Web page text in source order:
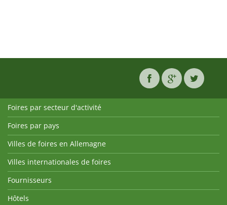
Foires par secteur d'activité
Foires par pays
Villes de foires en Allemagne
Villes internationales de foires
Fournisseurs
Hôtels